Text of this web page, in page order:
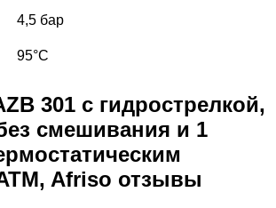
4,5 бар
95°C
301 с гидрострелкой,
смешивания и 1
Afriso отзывы